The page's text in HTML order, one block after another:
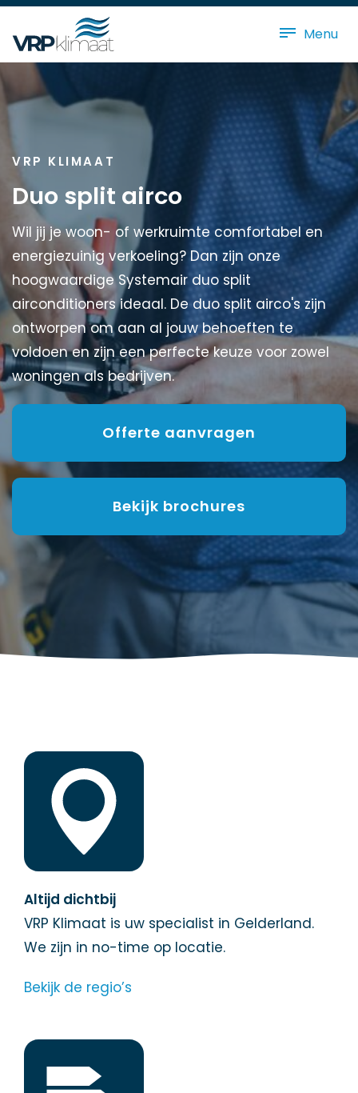
Menu
VRP KLIMAAT
Duo split airco
Wil jij je woon- of werkruimte comfortabel en
energiezuinig verkoeling? Dan zijn onze
hoogwaardige Systemair duo split
airconditioners ideaal. De duo split airco's zijn
ontworpen om aan al jouw behoeften te
voldoen en zijn een perfecte keuze voor zowel
woningen als bedrijven.
Offerte aanvragen
Bekijk brochures
Altijd dichtbij
VRP Klimaat is uw specialist in Gelderland.
We zijn in no-time op locatie.
Bekijk de regio’s